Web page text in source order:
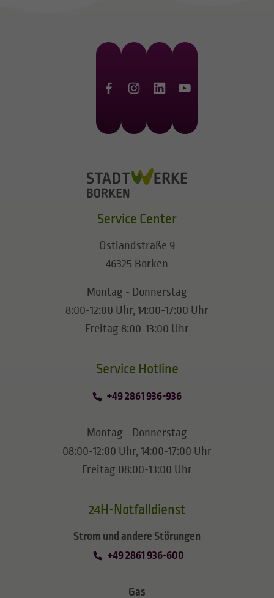
Service Center
Ostlandstraße 9
46325 Borken
Montag - Donnerstag
8:00-12:00 Uhr, 14:00-17:00 Uhr
Freitag 8:00-13:00 Uhr
​​​​​​​Service Hotline
+49 2861 936-936
Montag - Donnerstag
08:00-12:00 Uhr, 14:00-17:00 Uhr
Freitag 08:00-13:00 Uhr
24H-Notfalldienst
Strom und andere Störungen
+49 2861 936-600
Gas